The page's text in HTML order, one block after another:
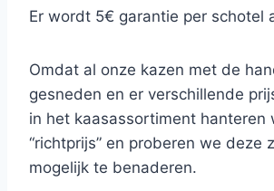
Er wordt 5€ garantie per schotel
Omdat al onze kazen met de
gesneden en er verschillende
in het kaasassortiment hanteren
“richtprijs” en proberen we deze
mogelijk te benaderen.